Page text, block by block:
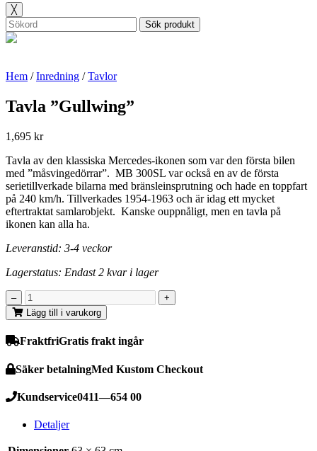
╳
Sök produkt
Hem /Inredning /Tavlor
Tavla ”Gullwing”
1,695 kr
Tavla av den klassiska Mercedes-ikonen som var den första bilen
med ”måsvingedörrar”. MB 300SL var också en av de första
serietillverkade bilarna med bränsleinsprutning och hade en toppfart
på 240 km/h. Tillverkades 1954-1963 och är idag ett mycket
eftertraktat samlarobjekt. Kanske ouppnåligt, men en tavla på
ikonen kan alla ha.
Leveranstid: 3-4 veckor
Lagerstatus: Endast 2 kvar i lager
Lägg till i varukorg
FraktfriGratis frakt ingår
Säker betalningMed Kustom Checkout
Kundservice0411—654 00
Detaljer